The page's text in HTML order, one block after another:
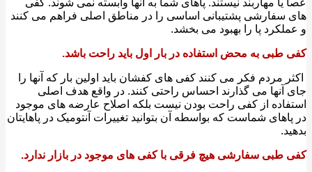
سفارشی پشتیبانی اساسی را در مناطق اصلی فراهم می کنند
پا را بهبود می بخشد.
طبی به محض استفاده در بار اول باید راحت باشد.
مردم فکر می کنند کفی های کفشان باید اولین بار که آنها را
آنها می گذارند احساس راحتی کنند. در واقع هدف اصلی
از کفی راحت بودن نیست بلکه اصلاح عارضه های موجود
شماست که بواسطه آن بتوانید تغییرات آنتومیک در پاهایتان
طبی سفارشی هیچ فرقی با کفی های موجود در بازار ندارد.